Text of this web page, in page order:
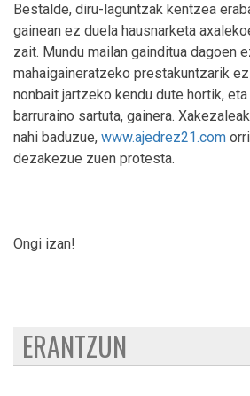
Bestalde, diru-laguntzak kentzea
gainean ez duela hausnarketa
zait. Mundu mailan gainditua dagoen
mahaigaineratzeko prestakuntzarik
nonbait jartzeko kendu dute hortik, eta
barruraino sartuta, gainera.
nahi baduzue, www.ajedrez21.com
dezakezue zuen protesta.
Ongi izan!
ERANTZUN